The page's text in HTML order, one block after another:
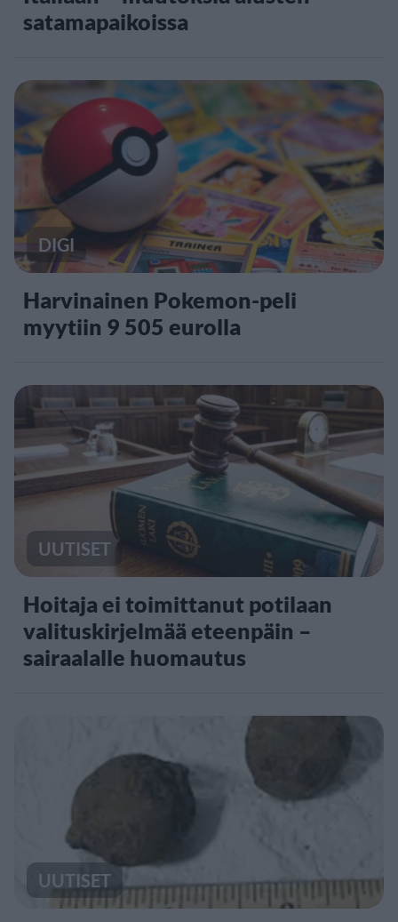
satamapaikoissa
DIGI
Harvinainen Pokemon-peli
myytiin 9 505 eurolla
UUTISET
Hoitaja ei toimittanut potilaan
valituskirjelmää eteenpäin –
sairaalalle huomautus
UUTISET